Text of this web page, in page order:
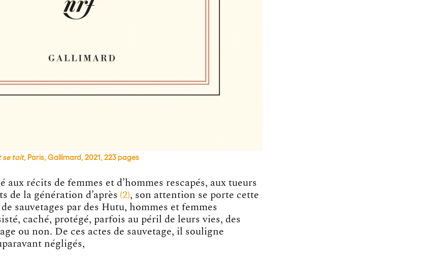
se tait, Paris, Gallimard, 2021, 223 pages
aux récits de femmes et d’hommes rescapés, aux tueurs
de la génération d’après 2 , son attention se porte cette
sauvetages par des Hutu, hommes et femmes
caché, protégé, parfois au péril de leurs vies, des
ou non. De ces actes de sauvetage, il souligne
négligés,